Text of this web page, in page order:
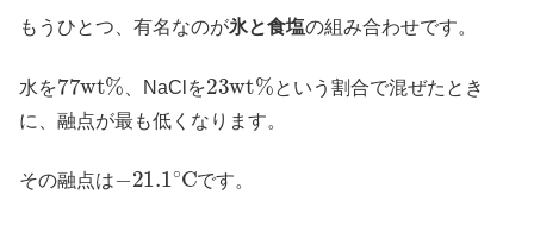
もうひとつ、有名なのが氷と食塩の組み合わせです。
水を
77 wt%
、NaClを
23 wt %
という割合で混ぜたとき
に、融点が最も低くなります。
その融点は
21.1 ∘C
です。